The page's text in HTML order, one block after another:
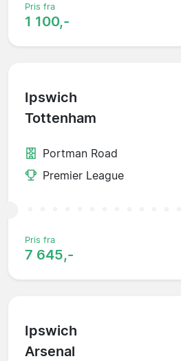
Pris fra
1 100,-
Ipswich
Tottenham
Portman Road
Premier League
Pris fra
7 645,-
Ipswich
Arsenal